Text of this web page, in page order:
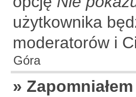
użytkownika
moderatorów i
Góra
» Zapomniałem